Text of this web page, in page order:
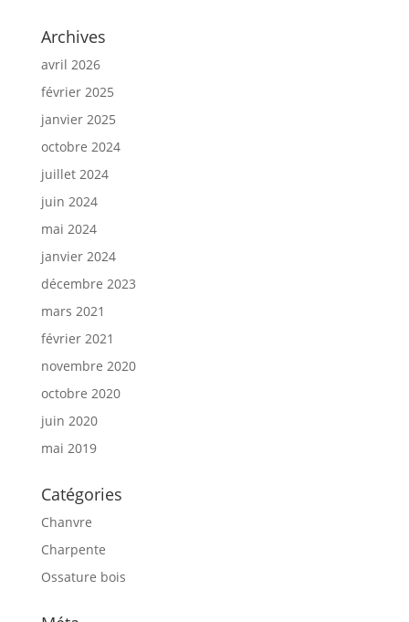
Archives
avril 2026
février 2025
janvier 2025
octobre 2024
juillet 2024
juin 2024
mai 2024
janvier 2024
décembre 2023
mars 2021
février 2021
novembre 2020
octobre 2020
juin 2020
mai 2019
Catégories
Chanvre
Charpente
Ossature bois